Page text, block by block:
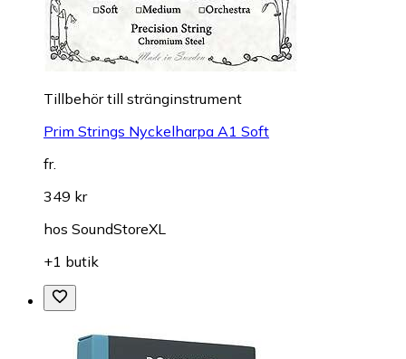
Till­be­hör till stränginstrument
Prim Strings Nyckelharpa A1 Soft
fr.
349 kr
hos SoundStoreXL
+1 butik